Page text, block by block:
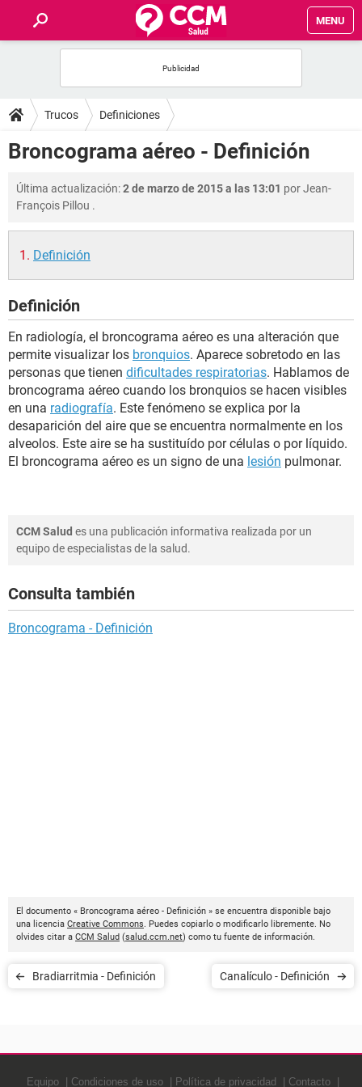
MENU
FOROS
SALUD
FAMILIA
NUTRICIÓN
SEXUALIDAD
GLOSARIO
Trucos Definiciones
Broncograma aéreo - Definición
Última actualización:2 de marzo de 2015 a las 13:01 porJean-
François Pillou .
Definición
Definición
En radiología, el broncograma aéreo es una alteración que
permite visualizar los bronquios. Aparece sobretodo en las
personas que tienen dificultades respiratorias. Hablamos de
broncograma aéreo cuando los bronquios se hacen visibles
en una radiografía. Este fenómeno se explica por la
desaparición del aire que se encuentra normalmente en los
alveolos. Este aire se ha sustituído por células o por líquido.
El broncograma aéreo es un signo de una lesión pulmonar.
CCM Salud es una publicación informativa realizada por un
equipo de especialistas de la salud.
Consulta también
Broncograma - Definición
El documento « Broncograma aéreo - Definición » se encuentra disponible bajo
una licencia Creative Commons. Puedes copiarlo o modificarlo libremente. No
olvides citar a CCM Salud (salud.ccm.net) como tu fuente de información.
Bradiarritmia - Definición Canalículo - Definición
Equipo Condiciones de uso Política de privacidad Contacto